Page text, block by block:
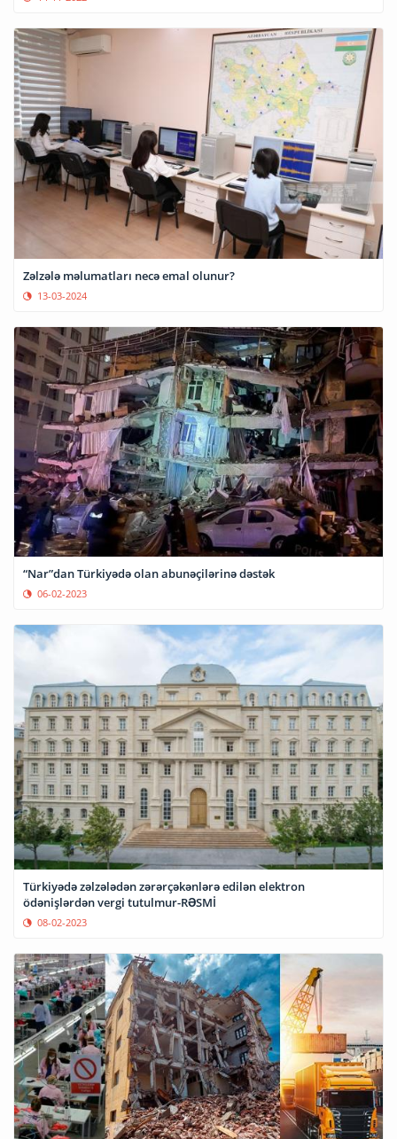
Zəlzələ məlumatları necə emal olunur?
13-03-2024
“Nar”dan Türkiyədə olan abunəçilərinə dəstək
06-02-2023
Türkiyədə zəlzələdən zərərçəkənlərə edilən elektron
ödənişlərdən vergi tutulmur-RƏSMİ
08-02-2023